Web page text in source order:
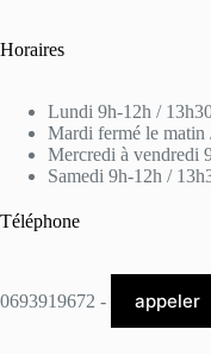
Horaires
Lundi 9h-12h /
Mardi fermé le matin
Mercredi à vendredi
Samedi 9h-12h /
Téléphone
0693919672 - appeler